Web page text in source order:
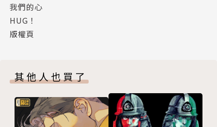
我們的心
HUG！
版權頁
其他人也買了